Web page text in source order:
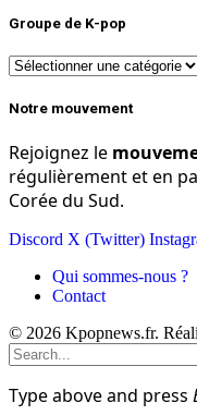
Groupe de K-pop
Groupe
K-
Notre mouvement
Rejoignez le
régulièrement et en
Corée du Sud.
Discord X (Twitter)
Qui sommes-nous ?
Contact
© 2026 Kpopnews.fr.
Type above and press